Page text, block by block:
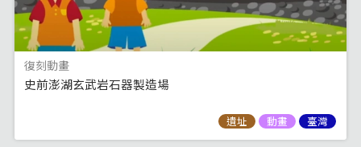
復刻動畫
史前澎湖玄武岩石器製造場
遺址 動畫 臺灣